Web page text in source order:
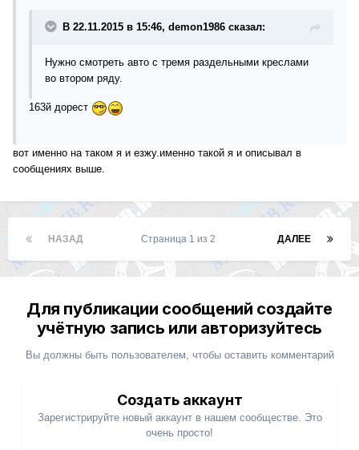
В 22.11.2015 в 15:46, demon1986 сказал:
Нужно смотреть авто с тремя раздельными креслами
во втором ряду.
163й дорест
вот именно на таком я и езжу.именно такой я и описывал в
сообщениях выше.
НАЗАД ДАЛЕЕ
Страница 1 из 2
Для публикации сообщений создайте
учётную запись или авторизуйтесь
Вы должны быть пользователем, чтобы оставить комментарий
Создать аккаунт
Зарегистрируйте новый аккаунт в нашем сообществе. Это
очень просто!